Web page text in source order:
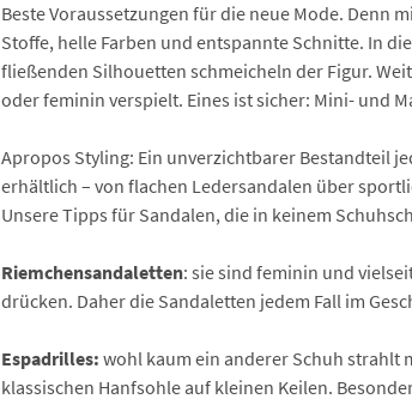
Beste Voraussetzungen für die neue Mode. Denn
Stoffe, helle Farben und entspannte Schnitte. In
fließenden Silhouetten schmeicheln der Figur.
oder feminin verspielt. Eines ist sicher: Mini- und
Apropos Styling: Ein unverzichtbarer Bestandteil
erhältlich – von flachen Ledersandalen über
Unsere Tipps für Sandalen, die in keinem
Riemchensandaletten: sie sind feminin und
drücken. Daher die Sandaletten jedem Fall im
Espadrilles: wohl kaum ein anderer Schuh strahlt
klassischen Hanfsohle auf kleinen Keilen.